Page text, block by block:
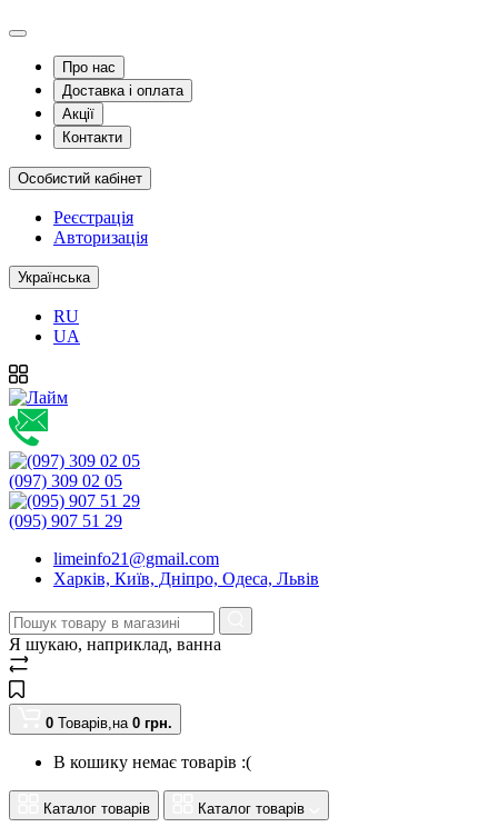
Про нас
Доставка і оплата
Акції
Контакти
Особистий кабінет
Реєстрація
Авторизація
Українська
RU
UA
(097) 309 02 05
(095) 907 51 29
limeinfo21@gmail.com
Харків, Київ, Дніпро, Одеса, Львів
Я шукаю, наприклад, ванна
0 Товарів,на 0 грн.
В кошику немає товарів :(
Каталог товарів Каталог товарів